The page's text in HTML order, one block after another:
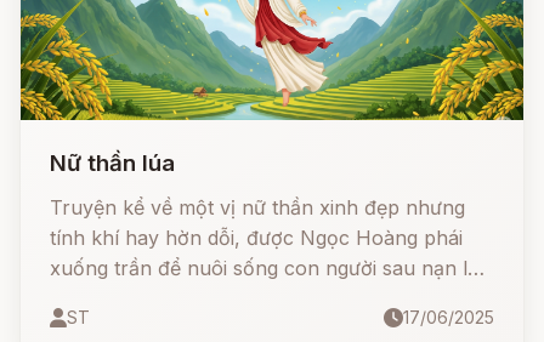
Nữ thần lúa
Truyện kể về một vị nữ thần xinh đẹp nhưng
tính khí hay hờn dỗi, được Ngọc Hoàng phái
xuống trần để nuôi sống con người sau nạn lụt
trọng ơn trên, nữ thần đã giận dữ và khiến lúa
ST 17/06/2025